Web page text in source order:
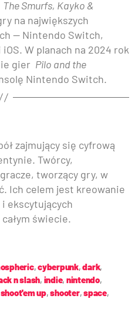
The Smurfs, Kayko &
na największych
— Nintendo Switch,
W planach na 2024 rok
gier Pilo and the
Nintendo Switch.
zajmujący się cyfrową
Twórcy,
tworzący gry, w
Ich celem jest kreowanie
ekscytujących
świecie.
,cyberpunk,dark,
n slash, indie, nintendo,
shoot'em up,shooter,space,